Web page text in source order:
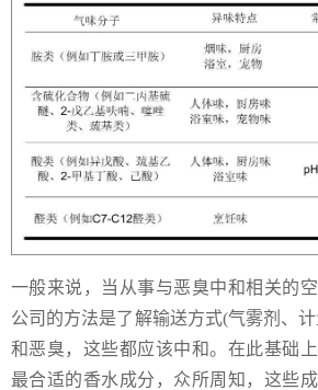
一般来说，当从事与恶臭中和相关的
公司的方法是了解输送方式(气雾剂、
和恶臭，这些都应该中和。在此基础
最合适的香水成分，众所周知，这些